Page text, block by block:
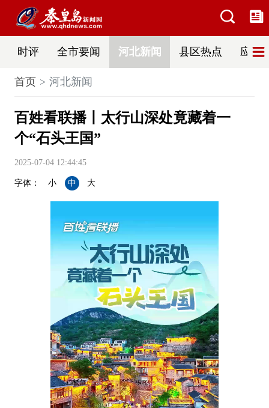
时评 全市要闻 河北新闻 县区热点 应急
首页 河北新闻
百姓看联播丨太行山深处竟藏着一
个“石头王国”
2025-07-04 12:44:45
字体： 小 中 大